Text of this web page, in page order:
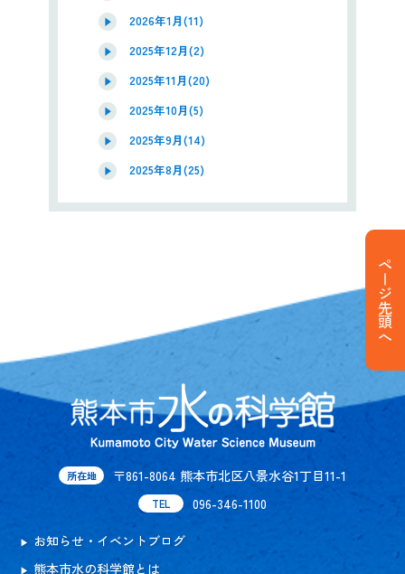
2026年1月(11)
2025年12月(2)
2025年11月(20)
2025年10月(5)
2025年9月(14)
2025年8月(25)
ページ先頭へ
所在地 〒861-8064 熊本市北区八景水谷1丁目11-1
TEL 096-346-1100
お知らせ・イベントブログ
熊本市水の科学館とは